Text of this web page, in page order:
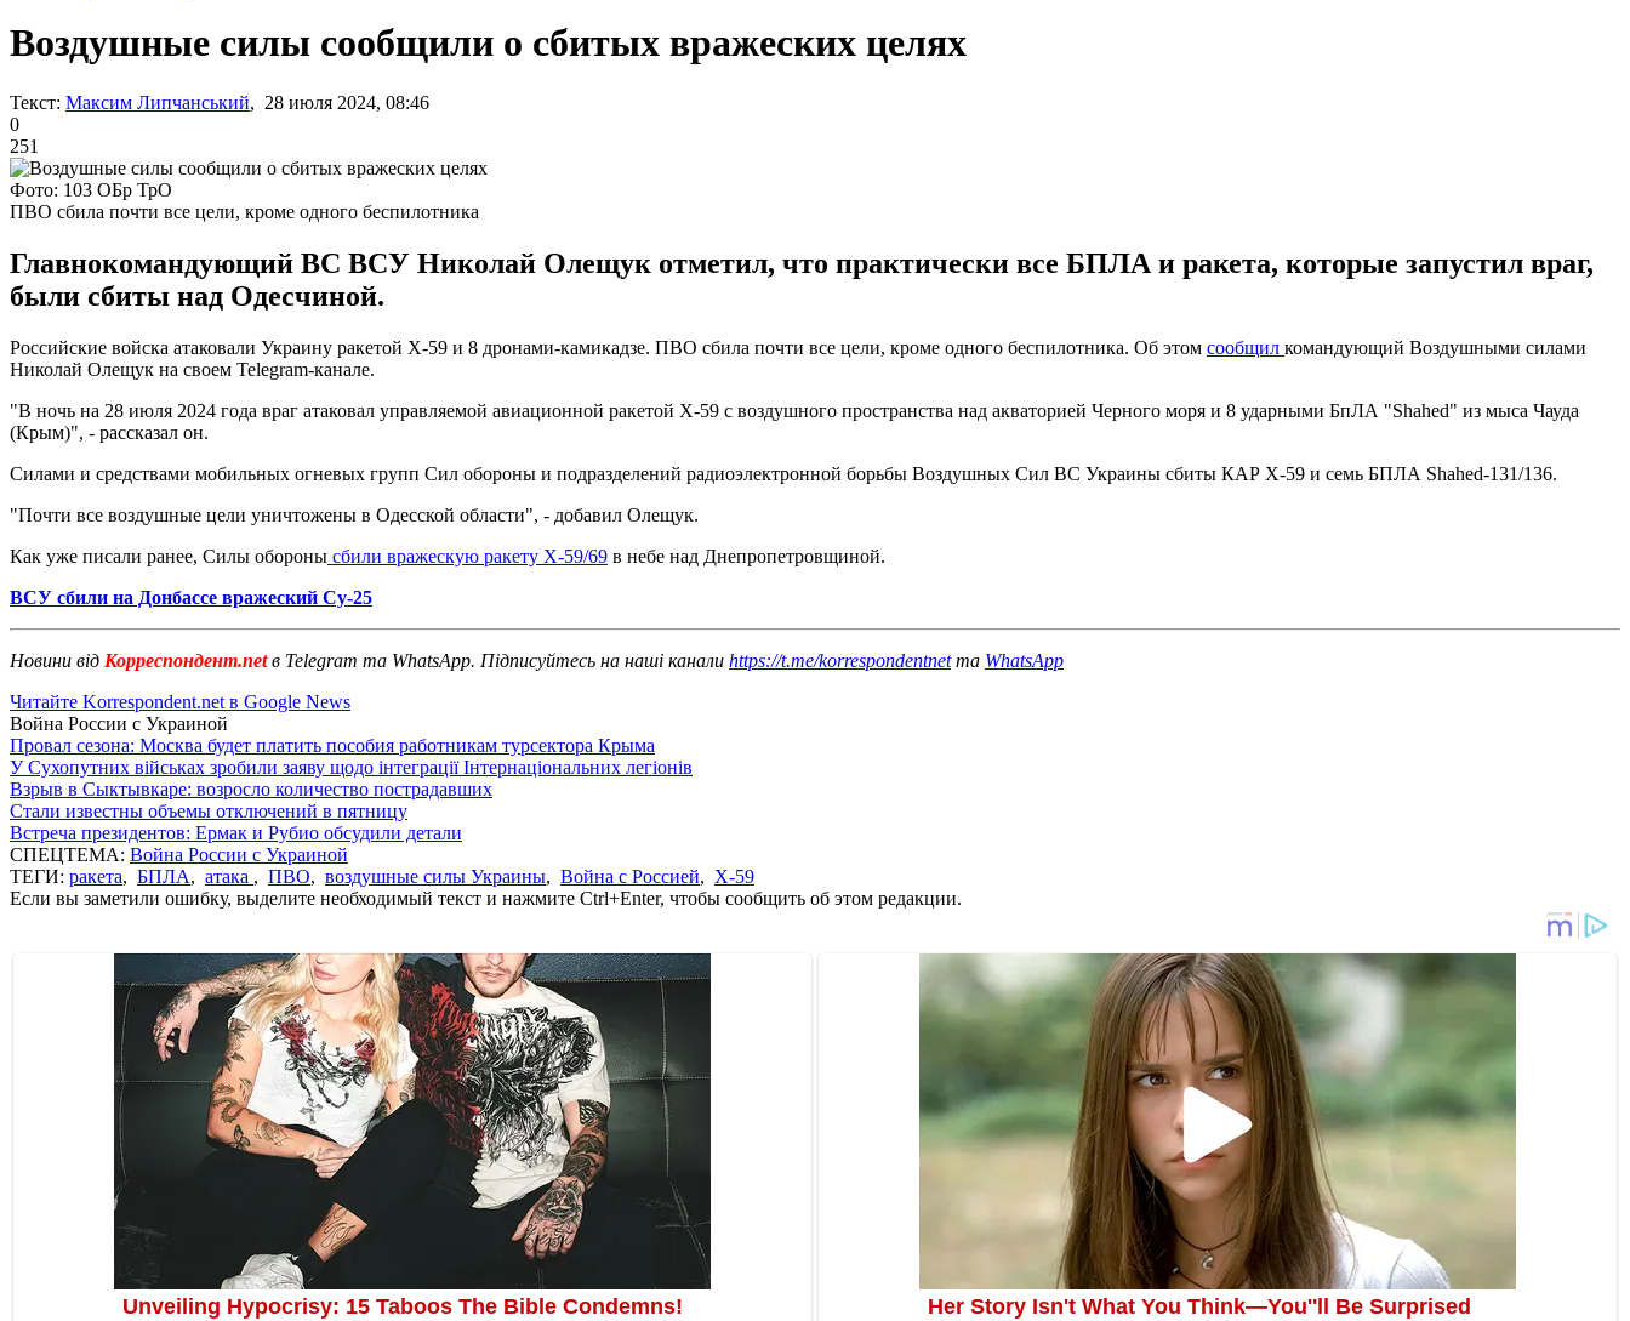
Воздушные силы сообщили о сбитых вражеских целях
Текст: Максим Липчанський, 28 июля 2024, 08:46
0
251
Фото: 103 ОБр ТрО
ПВО сбила почти все цели, кроме одного беспилотника
Главнокомандующий ВС ВСУ Николай Олещук отметил, что практически все БПЛА и ракета, которые запустил враг,
были сбиты над Одесчиной.
Российские войска атаковали Украину ракетой Х-59 и 8 дронами-камикадзе. ПВО сбила почти все цели, кроме одного беспилотника. Об этом сообщил командующий Воздушными силами
Николай Олещук на своем Telegram-канале.
"В ночь на 28 июля 2024 года враг атаковал управляемой авиационной ракетой Х-59 с воздушного пространства над акваторией Черного моря и 8 ударными БпЛА "Shahed" из мыса Чауда
(Крым)", - рассказал он.
Силами и средствами мобильных огневых групп Сил обороны и подразделений радиоэлектронной борьбы Воздушных Сил ВС Украины сбиты КАР Х-59 и семь БПЛА Shahed-131/136.
"Почти все воздушные цели уничтожены в Одесской области", - добавил Олещук.
Как уже писали ранее, Силы обороны сбили вражескую ракету Х-59/69 в небе над Днепропетровщиной.
ВСУ сбили на Донбассе вражеский Су-25
Новини від Корреспондент.netв Telegram та WhatsApp. Підписуйтесь на наші канали https://t.me/korrespondentnetта WhatsApp
Читайте Korrespondent.net в Google News
Война России с Украиной
Провал сезона: Москва будет платить пособия работникам турсектора Крыма
У Сухопутних військах зробили заяву щодо інтеграції Інтернаціональних легіонів
Взрыв в Сыктывкаре: возросло количество пострадавших
Стали известны объемы отключений в пятницу
Встреча президентов: Ермак и Рубио обсудили детали
СПЕЦТЕМА: Война России с Украиной
ТЕГИ: ракета, БПЛА, атака , ПВО, воздушные силы Украины, Война с Россией, Х-59
Если вы заметили ошибку, выделите необходимый текст и нажмите Ctrl+Enter, чтобы сообщить об этом редакции.